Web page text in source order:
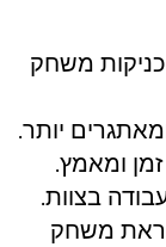
משחק
יותר.
ומאמץ.
בצוות.
משחק